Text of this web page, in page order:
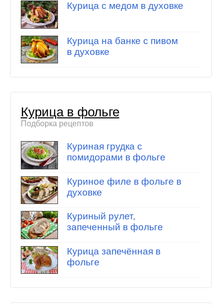
Курица с медом в духовке
Курица на банке с пивом
в духовке
Курица в фольге
Подборка рецептов
Куриная грудка с
помидорами в фольге
Куриное филе в фольге в
духовке
Куриный рулет,
запеченный в фольге
Курица запечённая в
фольге